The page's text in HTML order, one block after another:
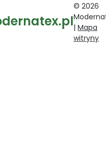
© 2026
| Mapa
witryny